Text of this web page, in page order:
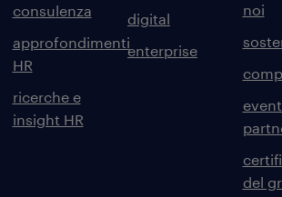
consulenza
approfondimenti
HR
ricerche e
insight HR
digital
enterprise
noi
del